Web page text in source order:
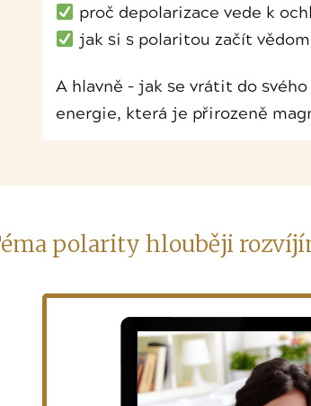
proč depolarizace vede k
jak si s polaritou začít
A hlavně – jak se vrátit do
energie, která je přirozeně
polarity hlouběji